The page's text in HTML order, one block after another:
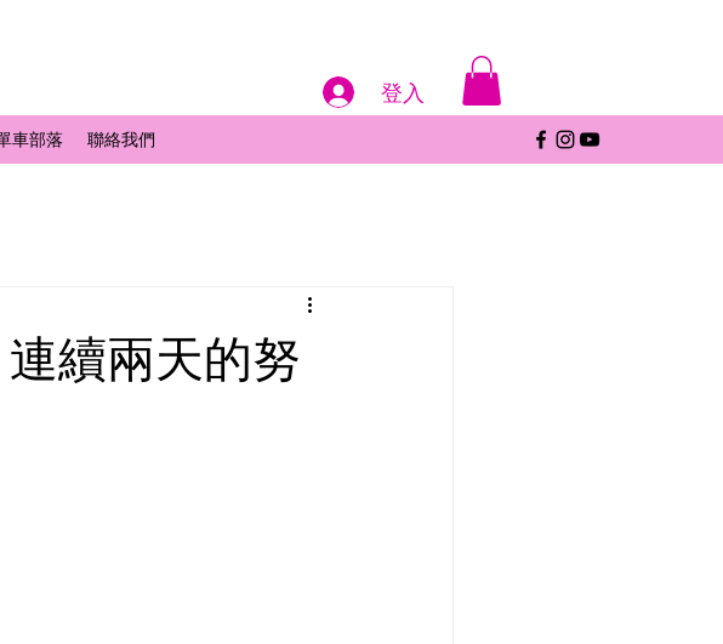
車部落 聯絡我們
登入
連續兩天的努